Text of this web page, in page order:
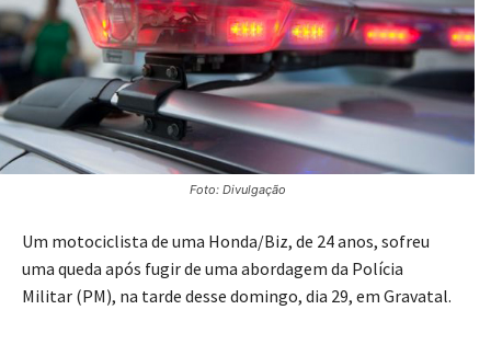
Foto: Divulgação
Um motociclista de uma Honda/Biz, de 24 anos, sofreu
uma queda após fugir de uma abordagem da Polícia
Militar (PM), na tarde desse domingo, dia 29, em Gravatal.